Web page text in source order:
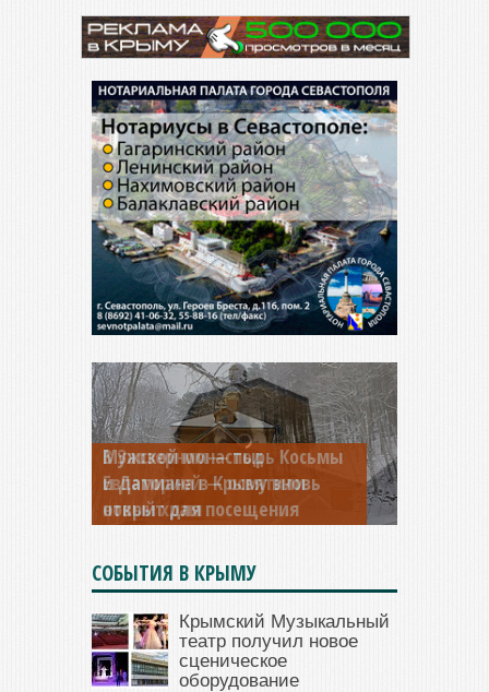
Мужской монастырь Косьмы
и Дамиана в Крыму вновь
открыт для посещения
СОБЫТИЯ В КРЫМУ
Крымский Музыкальный
театр получил новое
сценическое
оборудование